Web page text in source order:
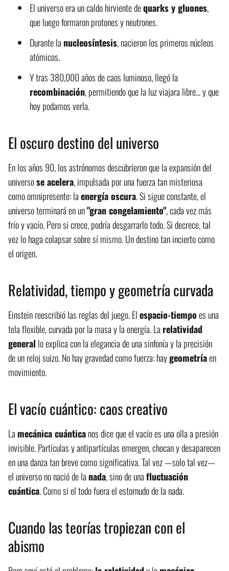
El universo era un caldo hirviente dequarks y gluones,
que luego formaron protones y neutrones.
Durante la nucleosíntesis, nacieron los primeros núcleos
atómicos.
Y tras 380,000 años de caos luminoso, llegó la
recombinación, permitiendo que la luz viajara libre... y que
hoy podamos verla.
El oscuro destino del universo
En los años 90, los astrónomos descubrieron que la expansión del
universose acelera, impulsada por una fuerza tan misteriosa
como omnipresente: laenergía oscura. Si sigue constante, el
universo terminará en un"gran congelamiento", cada vez más
frío y vacío. Pero si crece, podría desgarrarlo todo. Si decrece, tal
vez lo haga colapsar sobre sí mismo. Un destino tan incierto como
el origen.
Relatividad, tiempo y geometría curvada
Einstein reescribió las reglas del juego. Elespacio-tiempoes una
tela flexible, curvada por la masa y la energía. La relatividad
general lo explica con la elegancia de una sinfonía y la precisión
de un reloj suizo. No hay gravedad como fuerza: haygeometríaen
movimiento.
El vacío cuántico: caos creativo
La mecánica cuánticanos dice que el vacío es una olla a presión
invisible. Partículas y antipartículas emergen, chocan y desaparecen
en una danza tan breve como significativa. Tal vez —solo tal vez—
el universo no nació de la nada, sino de unafluctuación
cuántica. Como si el todo fuera el estornudo de la nada.
Cuando las teorías tropiezan con el
abismo